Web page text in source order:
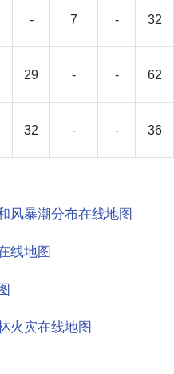
- 7 - 32
29 - - 62
32 - - 36
风暴潮分布在线地图
线地图
火灾在线地图